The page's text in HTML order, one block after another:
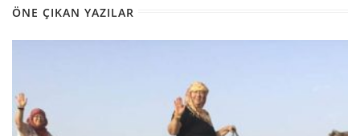
ÖNE ÇIKAN YAZILAR